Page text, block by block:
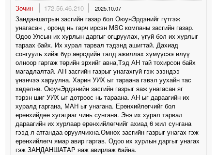
Зочин
172.56.46.210 2025.10.07
Занданшатрын засгийн газар бол ОюунЭрдэнийг гүтгэж
унагасан , оронд нь гарч ирсэн MSC компаны засгийн газар.
Одоо Улсын их хурлын даргыг огцруулах, үгүй бол их хурлыг
тараах байх. Их хурал тарвал тэдэнд ашигтай. Дахиад
сонгууль хийж бүр аөрсдийн талд ажиллах хүмүүсээ илүү
олноор гаргаж төрийн эрхийг авна,Тэд АН тай тохирсон байх
магадлалтай. АН засгийн газрыг унагахгүй гэж эзэндээ
үнэнчээ харуулна. Харин УИХ ыг тараана гэвэл уухайн тас
хөдөлнө. ОюунЭрдэнийн засгийн газрыг яаж унагасан яг
тэрэн шиг УИХ ыг дотроос нь тараана. АН ыг дараагийн их
хуралд гаргана, МАН ыг унагана. Ерөнхийлөгчийг бол
ерөнхийдөө хугацааг чинь сунгана. Энэ их хурал тарвал
дараагийн их хурлаар ерөнхийлөгчийг ахиад 6 жил сунгана
гээд л атгандаа оруулчихна.Өмнөх засгийн газрыг унагах гэж
ерөнхийлөгч ямар авир гаргав. Одоо их хурлын даргыг унагах
гэж ЗАНДАНШАТАР яаж авирлаж байна.